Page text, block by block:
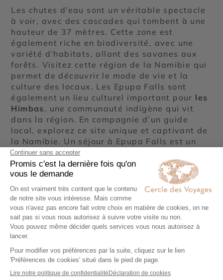
Les chutes d’eau sont un véritable spectacle
à voir, avec des cascades qui tombent à une
hauteur de 37 mètres. Cette zone est
également riche en biodiversité, avec une
variété d’habitats, allant des savanes aux
forêts. Visitez cette région de la Namibie qui
permet de découvrir le mode de vie et la
culture des locaux. Les Epupa Falls sont
également un lieu culturel important pour les
Himbas, une communauté indigène qui vit
dans la région. En compagnie d’un guide
local, explorez ce site unique et captivant de
la Namibie. Un séjour à Epupa Falls est un
mélange époustouflant de beauté naturelle,
d’histoire culturelle et de découverte
personnelle. Découvrez la biodiversité
abondante des Epupa Falls tout en
contemplant une combinaison de paysages
naturels à couper le souffle.